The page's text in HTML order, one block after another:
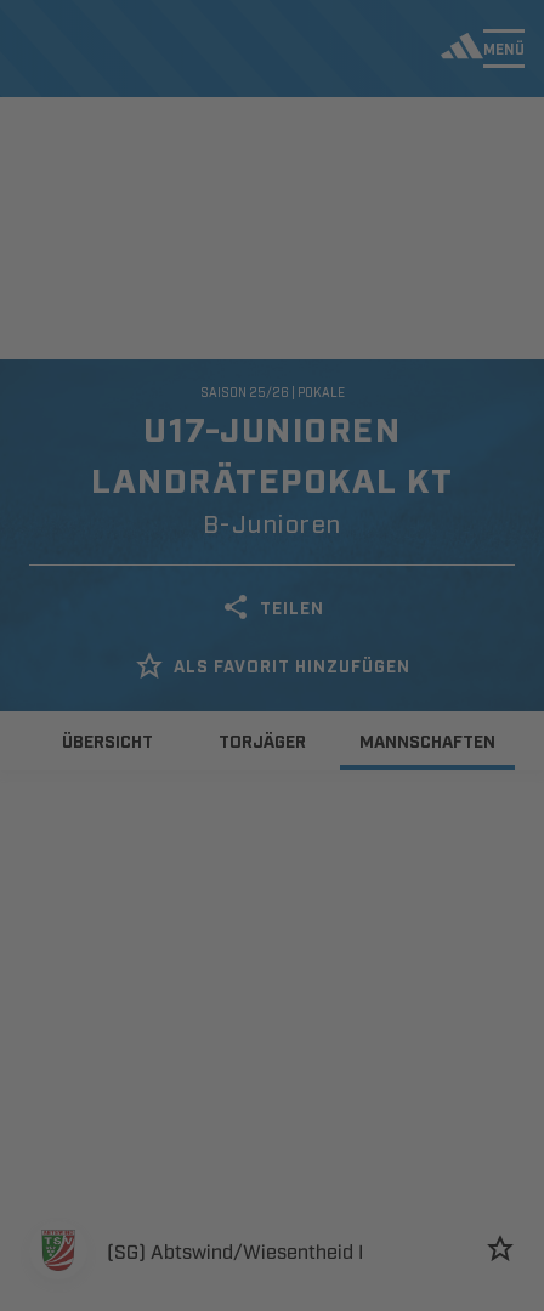
MENÜ
U17-JUNIOREN
LANDRÄTEPOKAL KT
B-Junioren
SAISON 25/26 | POKALE
TEILEN
ALS FAVORIT HINZUFÜGEN
ÜBERSICHT TORJÄGER MANNSCHAFTEN
 ​ 